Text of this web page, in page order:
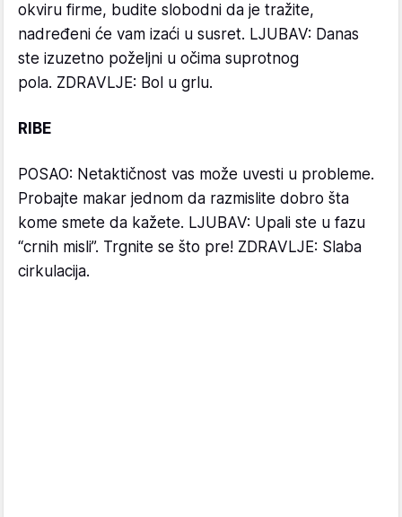
okviru firme, budite slobodni da je tražite,
nadređeni će vam izaći u susret. LJUBAV: Danas
ste izuzetno poželjni u očima suprotnog
pola. ZDRAVLJE: Bol u grlu.
RIBE
POSAO: Netaktičnost vas može uvesti u probleme.
Probajte makar jednom da razmislite dobro šta
kome smete da kažete. LJUBAV: Upali ste u fazu
“crnih misli”. Trgnite se što pre! ZDRAVLJE: Slaba
cirkulacija.